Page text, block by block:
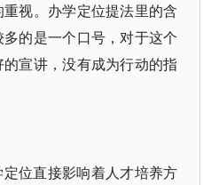
视。办学定位提法里的含
的是一个口号，对于这个
宣讲，没有成为行动的指
位直接影响着人才培养方